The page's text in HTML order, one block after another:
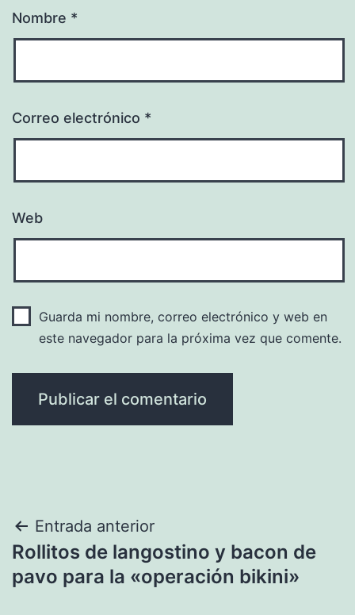
Nombre *
Correo electrónico *
Web
Guarda mi nombre, correo electrónico y web en
este navegador para la próxima vez que comente.
Navegación
de
Entrada anterior
Rollitos de langostino y bacon de
pavo para la «operación bikini»